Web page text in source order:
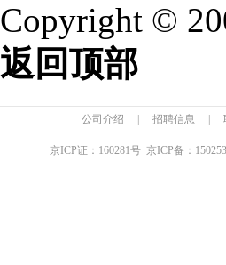
Copyright ©
返回顶部
公司介绍 招聘信息
京ICP证： 160281号 京ICP备：